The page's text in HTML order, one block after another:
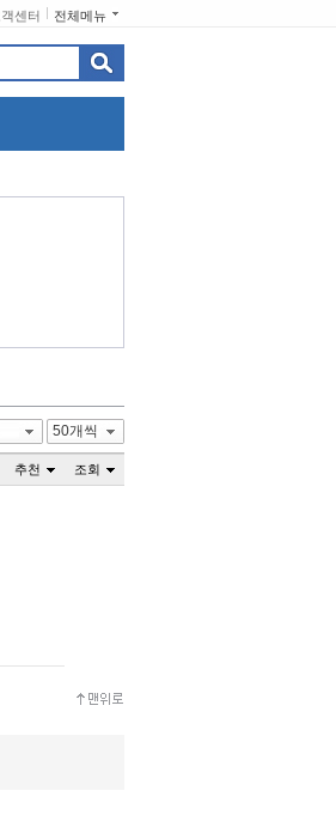
전체메뉴
객센터
50개씩
추천 조회